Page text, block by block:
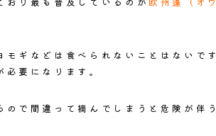
モギなどは食べられないことはないです
必要になります。
ので間違って摘んでしまうと危険が伴う